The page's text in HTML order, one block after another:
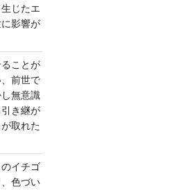
じたエ
影響が
ことが
前世で
無意識
き継が
取れた
イチゴ
色づい